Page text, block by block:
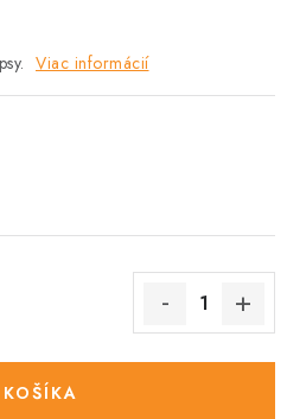
Bonusový program
Viac informácií